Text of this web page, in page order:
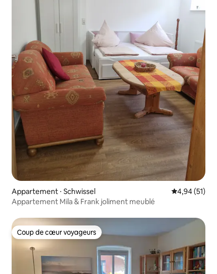
Appartement ⋅ Schwissel Évaluation
4,94 (51)
Appartement Mila & Frank joliment meublé
Coup de cœur voyageurs
Coup de cœur voyageurs